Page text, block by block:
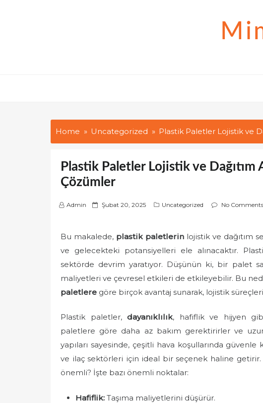
Home Uncategorized Plastik Paletler Lojistik ve
Plastik Paletler Lojistik ve Dağıtım
Çözümler
Admin
P
t
e
n
Şubat 20, 2025 Uncategorized No Comments
Bu makalede, plastik paletlerin lojistik ve dağıtım
ve gelecekteki potansiyelleri ele alınacaktır.
sektörde devrim yaratıyor. Düşünün ki, bir palet
maliyetleri ve çevresel etkileri de etkileyebilir. Bu
paletlere göre birçok avantaj sunarak, lojistik
Plastik paletler,dayanıklılık, hafiflik ve hijyen
paletlere göre daha az bakım gerektirirler ve
yapıları sayesinde, çeşitli hava koşullarında
ve ilaç sektörleri için ideal bir seçenek haline
önemli? İşte bazı önemli noktalar:
Hafiflik: Taşıma maliyetlerini düşürür.